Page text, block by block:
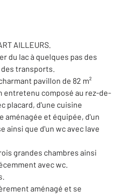
AILLEURS.
du lac à quelques pas des
transports.
pavillon de 82 m²
entretenu composé au rez-de-
placard, d'une cuisine
aménagée et équipée, d'un
ainsi que d'un wc avec lave
grandes chambres ainsi
avec wc.
aménagé et se